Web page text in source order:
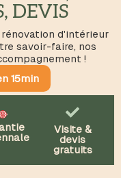
DEVIS
d'intérieur
savoir-faire, nos
!
15min
Visite &
devis
gratuits